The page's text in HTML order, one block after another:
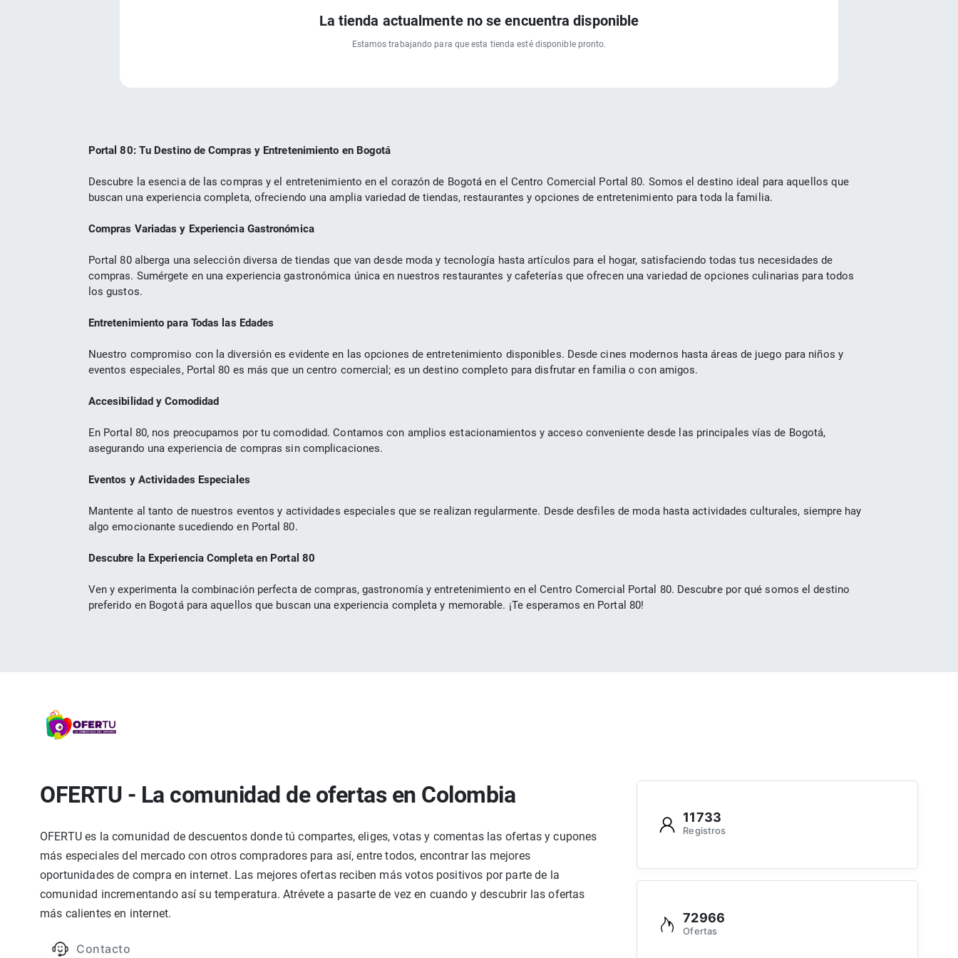
La tienda actualmente no se encuentra disponible
Estamos trabajando para que esta tienda esté disponible pronto.
Portal 80: Tu Destino de Compras y Entretenimiento en Bogotá
Descubre la esencia de las compras y el entretenimiento en el corazón de Bogotá en el Centro Comercial Portal 80. Somos el destino ideal para aquellos que
buscan una experiencia completa, ofreciendo una amplia variedad de tiendas, restaurantes y opciones de entretenimiento para toda la familia.
Compras Variadas y Experiencia Gastronómica
Portal 80 alberga una selección diversa de tiendas que van desde moda y tecnología hasta artículos para el hogar, satisfaciendo todas tus necesidades de
compras. Sumérgete en una experiencia gastronómica única en nuestros restaurantes y cafeterías que ofrecen una variedad de opciones culinarias para todos
los gustos.
Entretenimiento para Todas las Edades
Nuestro compromiso con la diversión es evidente en las opciones de entretenimiento disponibles. Desde cines modernos hasta áreas de juego para niños y
eventos especiales, Portal 80 es más que un centro comercial; es un destino completo para disfrutar en familia o con amigos.
Accesibilidad y Comodidad
En Portal 80, nos preocupamos por tu comodidad. Contamos con amplios estacionamientos y acceso conveniente desde las principales vías de Bogotá,
asegurando una experiencia de compras sin complicaciones.
Eventos y Actividades Especiales
Mantente al tanto de nuestros eventos y actividades especiales que se realizan regularmente. Desde desfiles de moda hasta actividades culturales, siempre hay
algo emocionante sucediendo en Portal 80.
Descubre la Experiencia Completa en Portal 80
Ven y experimenta la combinación perfecta de compras, gastronomía y entretenimiento en el Centro Comercial Portal 80. Descubre por qué somos el destino
preferido en Bogotá para aquellos que buscan una experiencia completa y memorable. ¡Te esperamos en Portal 80!
OFERTU - La comunidad de ofertas en Colombia
OFERTU es la comunidad de descuentos donde tú compartes, eliges, votas y comentas las ofertas y cupones
más especiales del mercado con otros compradores para así, entre todos, encontrar las mejores
oportunidades de compra en internet. Las mejores ofertas reciben más votos positivos por parte de la
comunidad incrementando así su temperatura. Atrévete a pasarte de vez en cuando y descubrir las ofertas
más calientes en internet.
Contacto
11733
Registros
72966
Ofertas